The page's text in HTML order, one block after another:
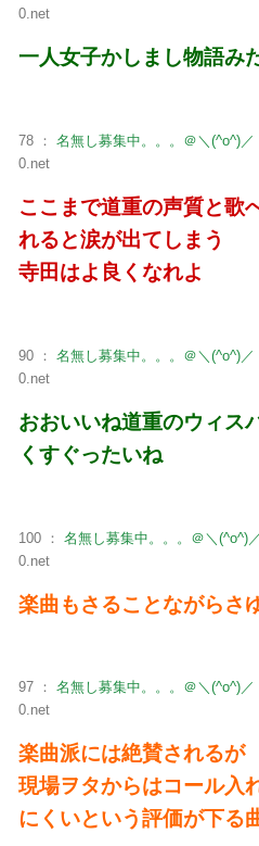
0.net
一人女子かしまし物語み
78 ： 名無し募集中。。。＠＼(^o^)／
0.net
ここまで道重の声質と歌
れると涙が出てしまう
寺田はよ良くなれよ
90 ： 名無し募集中。。。＠＼(^o^)／
0.net
おおいいね道重のウィス
くすぐったいね
100 ： 名無し募集中。。。＠＼(^o^)／
0.net
楽曲もさることながらさ
97 ： 名無し募集中。。。＠＼(^o^)／
0.net
楽曲派には絶賛されるが
現場ヲタからはコール入
にくいという評価が下る